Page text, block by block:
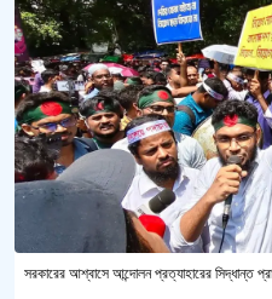
সরকারের আশ্বাসে আন্দোলন প্রত্যাহারের সিদ্ধান্ত